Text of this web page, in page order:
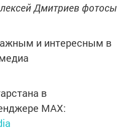
Дмитриев фотосы
и интересным в
в
MАХ: